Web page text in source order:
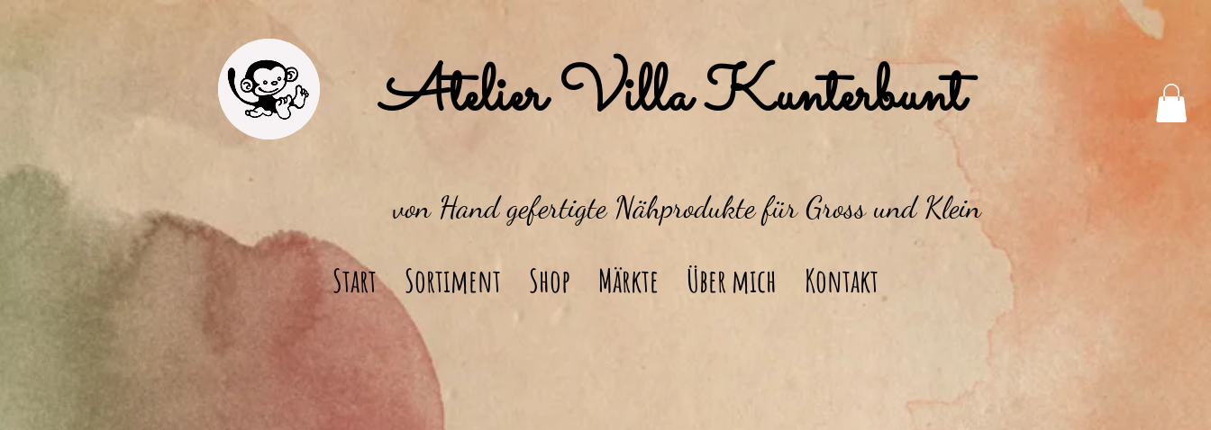
Atelier Villa Kunterbunt
von Hand gefertigte Nähprodukte für Gross und Klein
Start Sortiment Shop Märkte Über mich Kontakt